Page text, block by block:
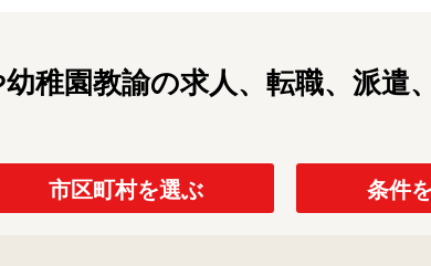
稚園教諭の求人、転職、派遣
市区町村を選ぶ 条件
保育補助
保育事務